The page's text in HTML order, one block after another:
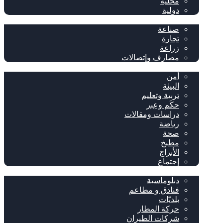
دولية
صناعة
تجارة
زراعة
مصارف وإتصالات
أمن
البيئة
تربية وتعليم
حكَم وعِبر
دراسات ومقالات
رياضة
صحة
مطبخ
الأبراج
إجتماع
دبلوماسية
فنادق و مطاعم
بلديّات
حركة المطار
شركات الطيران